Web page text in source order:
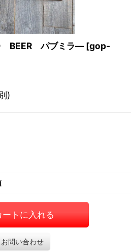
BEER パブミラ― [gop-
)
ートに入れる
お問い合わせ